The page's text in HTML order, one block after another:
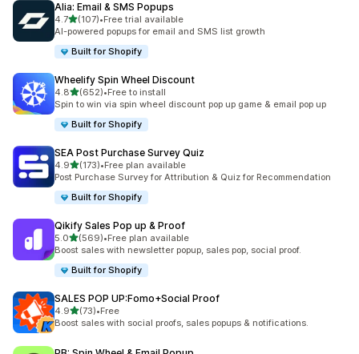
Alia: Email & SMS Popups
4.7เต็ม 5 ดาว
(107)
ทั้งหมด 107 รีวิว
•Free trial available
AI-powered popups for email and SMS list growth
Built for Shopify
Wheelify Spin Wheel Discount
4.8เต็ม 5 ดาว
(652)
ทั้งหมด 652 รีวิว
•Free to install
Spin to win via spin wheel discount pop up game & email pop up
Built for Shopify
SEA Post Purchase Survey Quiz
4.9เต็ม 5 ดาว
(173)
ทั้งหมด 173 รีวิว
•Free plan available
Post Purchase Survey for Attribution & Quiz for Recommendation
Built for Shopify
Qikify Sales Pop up & Proof
5.0เต็ม 5 ดาว
(569)
ทั้งหมด 569 รีวิว
•Free plan available
Boost sales with newsletter popup, sales pop, social proof.
Built for Shopify
SALES POP UP:Fomo+Social Proof
4.9เต็ม 5 ดาว
(73)
ทั้งหมด 73 รีวิว
•Free
Boost sales with social proofs, sales popups & notifications.